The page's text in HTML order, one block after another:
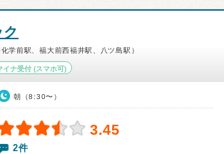
学前駅、福大前西福井駅、八ツ島駅）
イナ受付(スマホ可)
朝（8:30〜）
3.45
2件